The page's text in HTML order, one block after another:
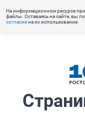
На информационном ресурсе
файлы. Оставаясь на сайте, вы
согласиена их использование.